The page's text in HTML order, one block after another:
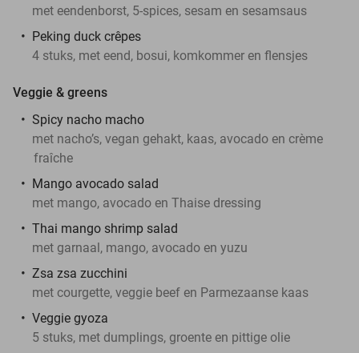
met eendenborst, 5-spices, sesam en sesamsaus
Peking duck crêpes
4 stuks, met eend, bosui, komkommer en flensjes
Veggie & greens
Spicy nacho macho
met nacho’s, vegan gehakt, kaas, avocado en crème
fraîche
Mango avocado salad
met mango, avocado en Thaise dressing
Thai mango shrimp salad
met garnaal, mango, avocado en yuzu
Zsa zsa zucchini
met courgette, veggie beef en Parmezaanse kaas
Veggie gyoza
5 stuks, met dumplings, groente en pittige olie